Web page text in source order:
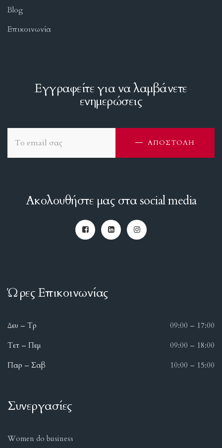
Blog
Επικοινωνία
Εγγραφείτε για να λαμβάνετε
ενημερώσεις
ΑΠΟΣΤΟΛΗ
Ακολουθήστε μας στα social media
Ώρες Επικοινωνίας
Δευ – Τρ
09:00 – 17:00
Τετ – Πεμ
09:00 – 18:00
Παρ – Σαβ
10:00 – 15:00
Συνεργασίες
Women do business